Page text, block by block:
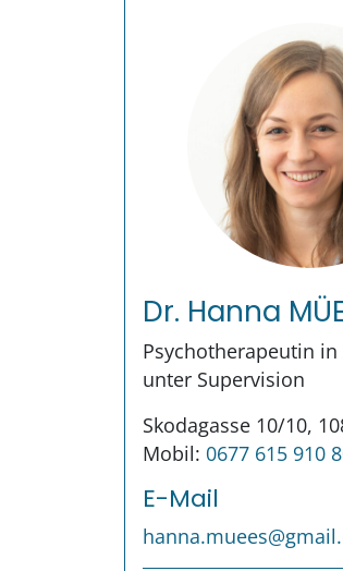
Dr. Hanna
Psychotherapeutin
unter Supervision
Skodagasse 10/10,
Mobil: 0677 615 910
E-Mail